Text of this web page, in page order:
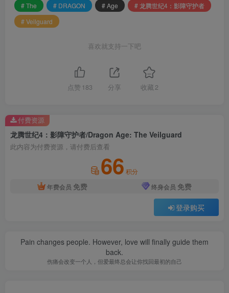
# The
# DRAGON # Age
# 龙腾世纪4：影障守护者
# Veilguard
喜欢就支持一下吧
点赞 183 分享 收藏 2
龙腾世纪4：影障守护者/Dragon Age: The Veilguard
此内容为付费资源，请付费后查看
66 积分
年费会员 免费 终身会员 免费
登录购买
付费资源
Pain changes people. However, love will finally guide them
back.
伤痛会改变一个人，但爱最终总会让你找回最初的自己